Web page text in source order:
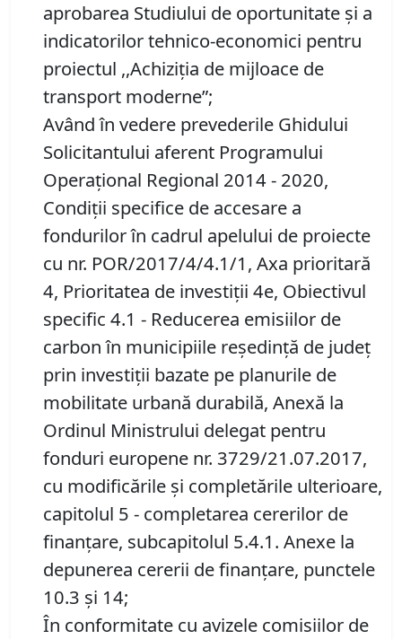
aprobarea Studiului de oportunitate şi a
indicatorilor tehnico-economici pentru
proiectul ,,Achiziţia de mijloace de
transport moderne”;
Având în vedere prevederile Ghidului
Solicitantului aferent Programului
Operaţional Regional 2014 - 2020,
Condiţii specifice de accesare a
fondurilor în cadrul apelului de proiecte
cu nr. POR/2017/4/4.1/1, Axa prioritară
4, Prioritatea de investiţii 4e, Obiectivul
specific 4.1 - Reducerea emisiilor de
carbon în municipiile reşedinţă de judeţ
prin investiţii bazate pe planurile de
mobilitate urbană durabilă, Anexă la
Ordinul Ministrului delegat pentru
fonduri europene nr. 3729/21.07.2017,
cu modificările şi completările ulterioare,
capitolul 5 - completarea cererilor de
finanţare, subcapitolul 5.4.1. Anexe la
depunerea cererii de finanţare, punctele
10.3 şi 14;
În conformitate cu avizele comisiilor de